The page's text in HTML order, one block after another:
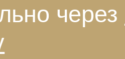
через